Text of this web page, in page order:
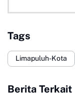
Tags
Limapuluh-Kota
Berita Terkait